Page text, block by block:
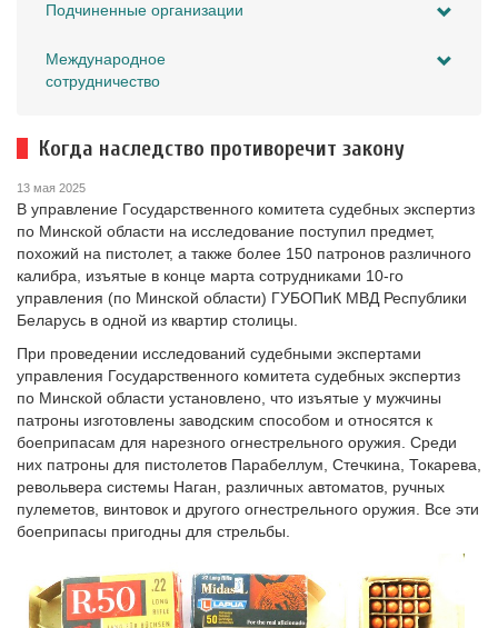
Подчиненные организации
Международное
сотрудничество
Когда наследство противоречит закону
13 мая 2025
В управление Государственного комитета судебных экспертиз
по Минской области на исследование поступил предмет,
похожий на пистолет, а также более 150 патронов различного
калибра, изъятые в конце марта сотрудниками 10-го
управления (по Минской области) ГУБОПиК МВД Республики
Беларусь в одной из квартир столицы.
При проведении исследований судебными экспертами
управления Государственного комитета судебных экспертиз
по Минской области установлено, что изъятые у мужчины
патроны изготовлены заводским способом и относятся к
боеприпасам для нарезного огнестрельного оружия. Среди
них патроны для пистолетов Парабеллум, Стечкина, Токарева,
револьвера системы Наган, различных автоматов, ручных
пулеметов, винтовок и другого огнестрельного оружия. Все эти
боеприпасы пригодны для стрельбы.